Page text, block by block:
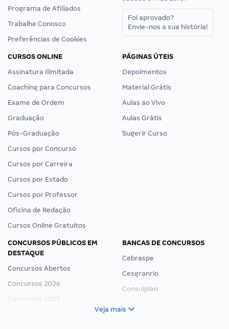
Programa de Afiliados
Trabalhe Conosco
Preferências de Cookies
Foi aprovado?
Envie-nos a sua história!
CURSOS ONLINE
Assinatura Ilimitada
Coaching para Concursos
Exame de Ordem
Graduação
Pós-Graduação
Cursos por Concurso
Cursos por Carreira
Cursos por Estado
Cursos por Professor
Oficina de Redação
Cursos Online Gratuitos
PÁGINAS ÚTEIS
Depoimentos
Material Grátis
Aulas ao Vivo
Aulas Grátis
Sugerir Curso
CONCURSOS PÚBLICOS EM
DESTAQUE
Concursos Abertos
Concursos 2026
Concursos 2025
BANCAS DE CONCURSOS
Cebraspe
Cesgranrio
Consulplan
Veja mais